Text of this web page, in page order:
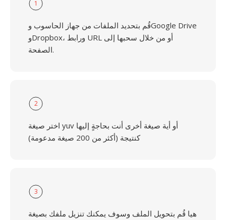
1
قُم بتحديد الملفات من جهاز الحاسوب وGoogle Drive
وDropbox، ورابط URL أو من خلال سحبها إلى
الصفحة.
2
اختر صيغة yuv أو أية صيغة أخرى أنت بحاجةٍ إليها
كنتيجة (أكثر من 200 صيغة مدعومة)
3
هيا قُم بتحويل الملف وسوف يمكنك تنزيل ملفك بصيغة